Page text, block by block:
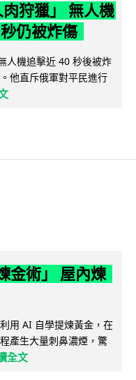
狩獵」 無人機
仍被炸傷
人機追擊近 40 秒後被炸
他直斥俄軍對平民進行
金術」 屋內煉
用 AI 自學提煉黃金，在
產生大量刺鼻濃煙，驚
全文